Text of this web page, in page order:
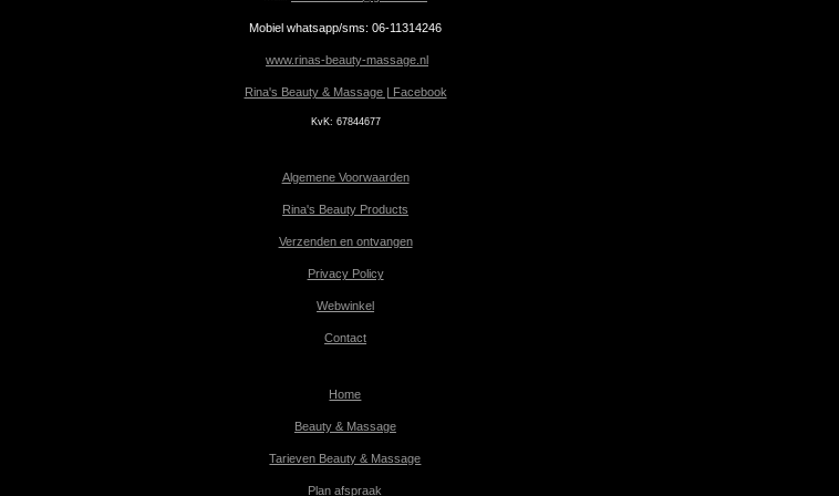
Mobiel whatsapp/sms: 06-11314246
www.rinas-beauty-massage.nl
Rina's Beauty & Massage | Facebook
KvK: 67844677
Algemene Voorwaarden
Rina's Beauty Products
Verzenden en ontvangen
Privacy Policy
Webwinkel
Contact
Home
Beauty & Massage
Tarieven Beauty & Massage
Plan afspraak